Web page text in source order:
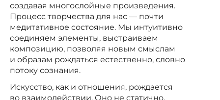
создавая многослойные произведения.
Процесс творчества для нас — почти
медитативное состояние. Мы интуитивно
соединяем элементы, выстраиваем
композицию, позволяя новым смыслам
и образам рождаться естественно, словно
потоку сознания.
Искусство, как и отношения, рождается
во взаимодействии. Оно не статично,